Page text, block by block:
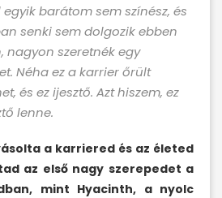
barátom sem színész, és
senki sem dolgozik ebben
nagyon szeretnék egy
Néha ez a karrier őrült
és ez ijesztő. Azt hiszem, ez
lenne.
a karriered és az életed
az első nagy szerepedet a
mint Hyacinth, a nyolc